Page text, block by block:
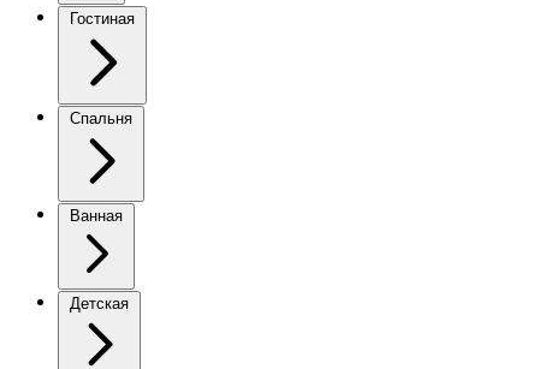
Гостиная
Спальня
Ванная
Детская